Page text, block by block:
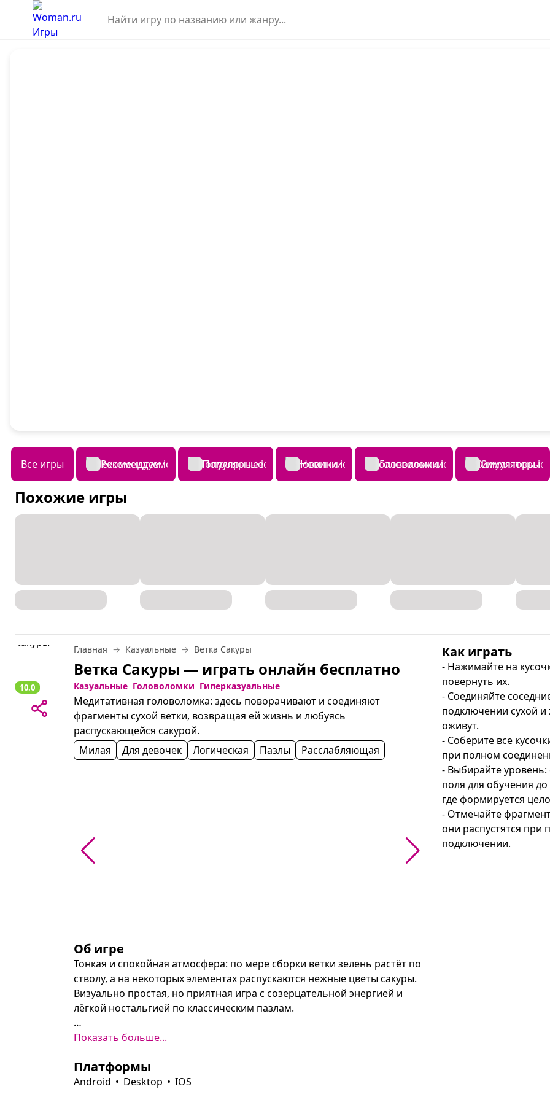
Все игры Рекомендуем Популярные Новинки Головоломки Симуляторы
Похожие игры
10.0
Главная Казуальные Ветка Сакуры
Ветка Сакуры — играть онлайн бесплатно
Казуальные Головоломки Гиперказуальные
Медитативная головоломка: здесь поворачивают и соединяют
фрагменты сухой ветки, возвращая ей жизнь и любуясь
распускающейся сакурой.
Милая
Для девочек Логическая Пазлы Расслабляющая
Как играть
- Нажимайте на
повернуть их.
- Соединяйте
подключении сухой
оживут.
- Соберите все
при полном
- Выбирайте уровень:
поля для обучения
где формируется
- Отмечайте
они распустятся при
подключении.
Об игре
Тонкая и спокойная атмосфера: по мере сборки ветки зелень растёт по
стволу, а на некоторых элементах распускаются нежные цветы сакуры.
Визуально простая, но приятная игра с созерцательной энергией и
лёгкой ностальгией по классическим пазлам.
Игровой процесс начинается с одного живого фрагмента и множества
постепенно оживляют всю ветку — при полном объединении
композиция зацветает. Доступны уровни разной сложности: от
Показать больше...
Платформы
Android Desktop IOS